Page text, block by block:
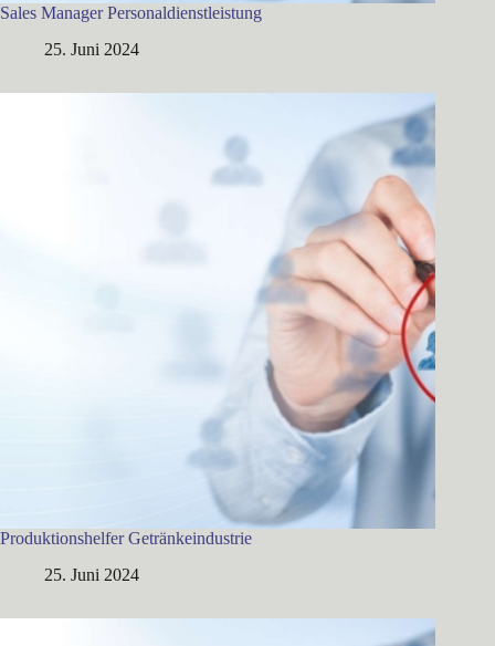
Sales Manager Personaldienstleistung
25. Juni 2024
Produktionshelfer Getränkeindustrie
25. Juni 2024